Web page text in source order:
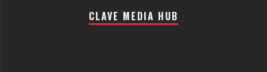
CLAVE MEDIA HUB